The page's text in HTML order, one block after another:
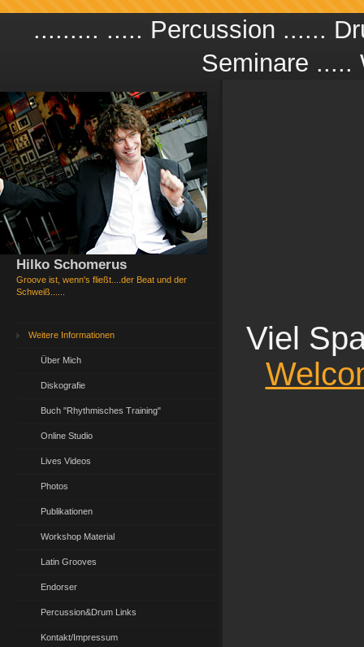
......... ..... Percussion ......
Seminare .....
Hilko Schomerus
Groove ist, wenn's fließt....der Beat und der
Schweiß......
Weitere Informationen
Über Mich
Diskografie
Buch "Rhythmisches Training"
Online Studio
Lives Videos
Photos
Publikationen
Workshop Material
Latin Grooves
Endorser
Percussion&Drum Links
Kontakt/Impressum
Viel